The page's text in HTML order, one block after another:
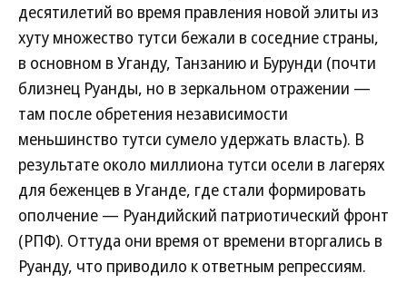
десятилетий во время правления новой элиты из
хуту множество тутси бежали в соседние страны,
в основном в Уганду, Танзанию и Бурунди (почти
близнец Руанды, но в зеркальном отражении —
там после обретения независимости
меньшинство тутси сумело удержать власть). В
результате около миллиона тутси осели в лагерях
для беженцев в Уганде, где стали формировать
ополчение — Руандийский патриотический фронт
(РПФ). Оттуда они время от времени вторгались в
Руанду, что приводило к ответным репрессиям.